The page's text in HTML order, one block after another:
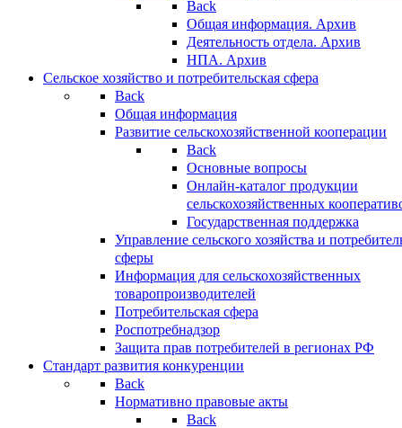
Back
Общая информация. Архив
Деятельность отдела. Архив
НПА. Архив
Сельское хозяйство и потребительская сфера
Back
Общая информация
Развитие сельскохозяйственной кооперации
Back
Основные вопросы
Онлайн-каталог продукции
сельскохозяйственных
Государственная поддержка
Управление сельского хозяйства и
сферы
Информация для сельскохозяйственных
товаропроизводителей
Потребительская сфера
Роспотребнадзор
Защита прав потребителей в регионах РФ
Стандарт развития конкуренции
Back
Нормативно правовые акты
Back